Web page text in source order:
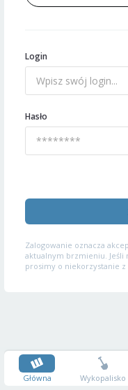
Login
Hasło
Zalogowanie oznacza
aktualnym brzmieniu. Jeśli
prosimy o niekorzystanie z
Główna Wykopalisko